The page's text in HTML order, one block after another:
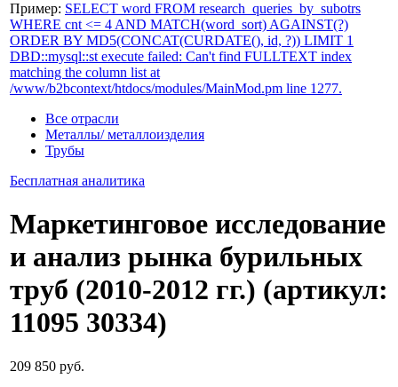
Пример: SELECT word FROM research_queries_by_subotrs
WHERE cnt <= 4 AND MATCH(word_sort) AGAINST(?)
ORDER BY MD5(CONCAT(CURDATE(), id, ?)) LIMIT 1
DBD::mysql::st execute failed: Can't find FULLTEXT index
matching the column list at
/www/b2bcontext/htdocs/modules/MainMod.pm line 1277.
Все отрасли
Металлы/ металлоизделия
Трубы
Бесплатная аналитика
Маркетинговое исследование
и анализ рынка бурильных
труб (2010-2012 гг.) (артикул:
11095 30334)
209 850 руб.